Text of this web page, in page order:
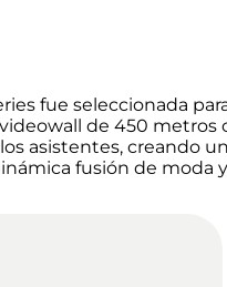
fue seleccionada
de 450 metros
asistentes, creando
fusión de moda